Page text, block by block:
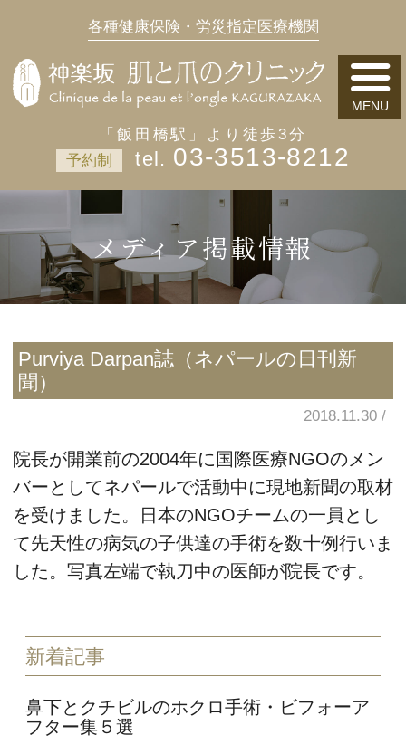
各種健康保険・労災指定医療機関
「飯田橋駅」より徒歩3分
予約制
03-3513-8212
メディア掲載情報
Purviya Darpan誌（ネパールの日刊新
聞）
2018.11.30
院長が開業前の2004年に国際医療NGOのメン
バーとしてネパールで活動中に現地新聞の取材
を受けました。日本のNGOチームの一員とし
て先天性の病気の子供達の手術を数十例行いま
した。写真左端で執刀中の医師が院長です。
新着記事
鼻下とクチビルのホクロ手術・ビフォーア
フター集５選